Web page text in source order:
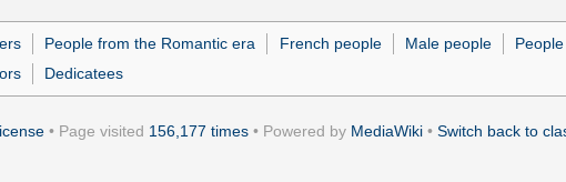
People from the Romantic era French people Male people
Dedicatees
• Page visited 156,177 times • Powered by MediaWiki • Switch back to